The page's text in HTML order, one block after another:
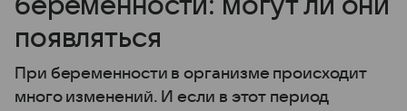
появляться
При беременности в организме происходит
много изменений. И если в этот период